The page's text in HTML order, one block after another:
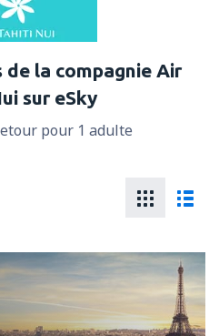
la compagnie Air
sur eSky
pour 1 adulte